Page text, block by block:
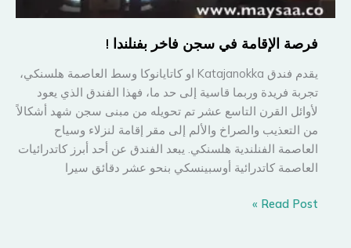
فرصة الإقامة في سجن فاخر بفنلندا !
يقدم فندق Katajanokka او كاتايانوكا وسط العاصمة هلسنكي،
تجربة فريدة وربما قاسية إلى حد ما، فهذا الفندق الذي يعود
لأوائل القرن التاسع عشر تم تحويله من مبنى سجن شهد أشكالاً
من التعذيب والصراخ والألم إلى مقر إقامة لنزلاء وسياح
العاصمة الفنلندية هلسنكي. يبعد الفندق عن أحد أبرز كاتدرائيات
العاصمة كاتدرائية أوسبينسكي بنحو عشر دقائق سيرا
فرصة
Read Post »